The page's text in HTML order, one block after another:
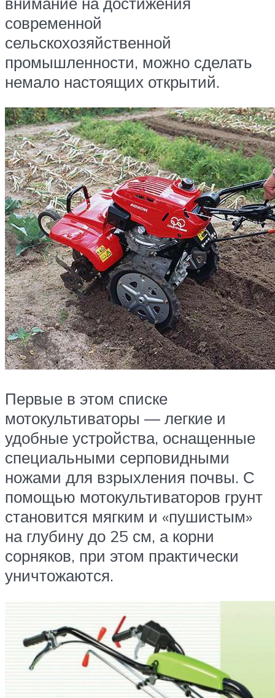
современной
сельскохозяйственной
промышленности, можно сделать
немало настоящих открытий.
Первые в этом списке
мотокультиваторы — легкие и
удобные устройства, оснащенные
специальными серповидными
ножами для взрыхления почвы. С
помощью мотокультиваторов грунт
становится мягким и «пушистым»
на глубину до 25 см, а корни
сорняков, при этом практически
уничтожаются.